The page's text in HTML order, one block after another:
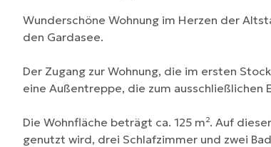
Wunderschöne Wohnung im Herzen der
den Gardasee.
Der Zugang zur Wohnung, die im ersten
eine Außentreppe, die zum ausschließlichen
Die Wohnfläche beträgt ca. 125 m². Auf
genutzt wird, drei Schlafzimmer und zwei